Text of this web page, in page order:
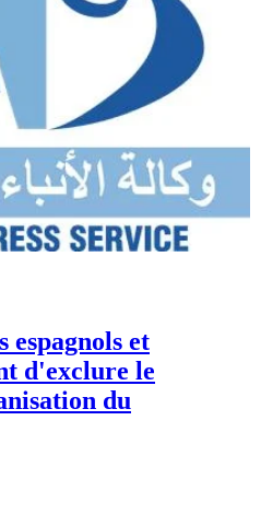
2027
6 juin à